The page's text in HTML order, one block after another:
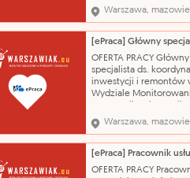
Umowa o pracę na czas
określony 01.09.2026
ze stanowiskiem.
wykształcenie -
licencjat), kierunek:
psychologia zawód -
Nauczyciel psycho
Warszawa,
OFERTA PRACY Główny
specjalista ds.
inwestycji i remontów
Wydziale
Inwestycyjnej (nr ref.
ogłoszenia:
UM/9471/2026/PI/UST)
Warszawa,
7 500 do 8 500 PLN
Warszawa,
OFERTA PRACY